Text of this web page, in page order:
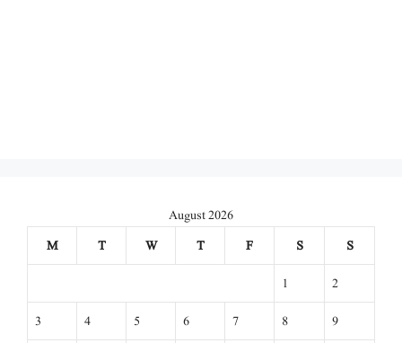
August 2026
M
T W T F S
S
1
2
3
4 5 6 7 8
9